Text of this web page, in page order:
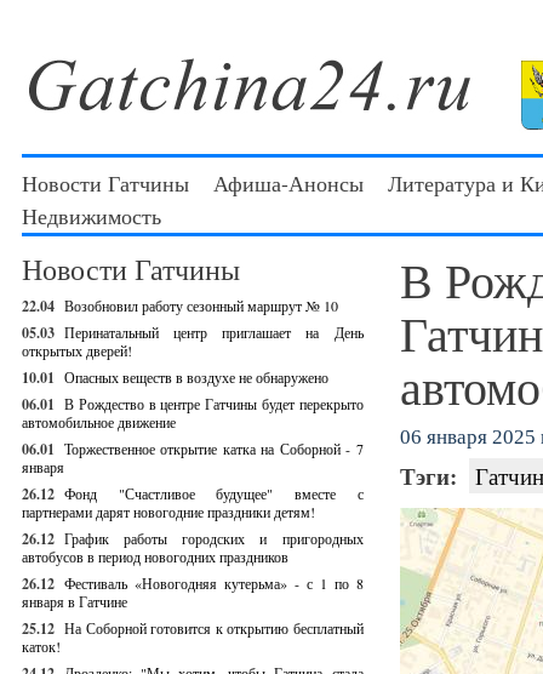
Новости Гатчины Афиша-Анонсы
Литература и
Недвижимость
Новости Гатчины
22.04 Возобновил работу сезонный маршрут № 10
05.03 Перинатальный центр приглашает на День
открытых дверей!
10.01 Опасных веществ в воздухе не обнаружено
06.01 В Рождество в центре Гатчины будет перекрыто
автомобильное движение
06.01 Торжественное открытие катка на Соборной - 7
января
26.12 Фонд "Счастливое будущее" вместе с
партнерами дарят новогодние праздники детям!
26.12 График работы городских и пригородных
автобусов в период новогодних праздников
26.12 Фестиваль «Новогодняя кутерьма» - с 1 по 8
января в Гатчине
25.12 На Соборной готовится к открытию бесплатный
каток!
В
06 января 2025
Тэги: